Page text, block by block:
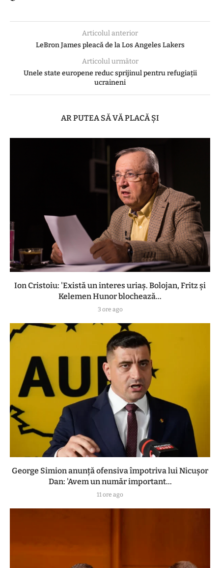
Articolul anterior
LeBron James pleacă de la Los Angeles Lakers
Articolul următor
Unele state europene reduc sprijinul pentru refugiații
ucraineni
AR PUTEA SĂ VĂ PLACĂ ȘI
Ion Cristoiu: 'Există un interes uriaș. Bolojan, Fritz și
Kelemen Hunor blochează...
3 ore ago
George Simion anunță ofensiva împotriva lui Nicușor
Dan: 'Avem un număr important...
11 ore ago